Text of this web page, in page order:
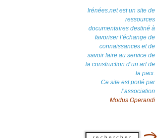
Irénées.net est un site de
ressources
documentaires destiné à
favoriser l’échange de
connaissances et de
savoir faire au service de
la construction d’un art de
la paix.
Ce site est porté par
l’association
Modus Operandi